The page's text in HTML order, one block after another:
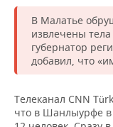
КОМУ
ТОРГОВЫЕ
ТАТАРСТАНА
БЮДЖЕТ
ИНВЕСТИЦИИ
АГРОПРОМ
НЕФТЕХИМИЯ
НЕФТЬ
НОВОСТИ АВТО
БИЗНЕС
НОВОСТИ
РОЗНИЧНАЯ
ТЕХНОЛОГИИ
НОВОСТИ
МЕРОПРИЯТИЯ
В Малатье
извлечены
губернатор
добавил, что
Телеканал CNN
что в Шанлыурфе в